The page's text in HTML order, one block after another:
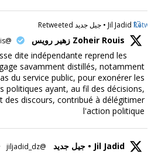
Jil Jadid • جيل جديد Retweeted
Zoheir Rouis زهير رويس @zrouis
dite indépendante reprend les
savamment distillés, notamment
du service public, pour exonérer les
politiques ayant, au fil des décisions,
des discours, contribué à délégitimer
l'action politique
Jil Jadid • جيل جديد @jiljadid_dz